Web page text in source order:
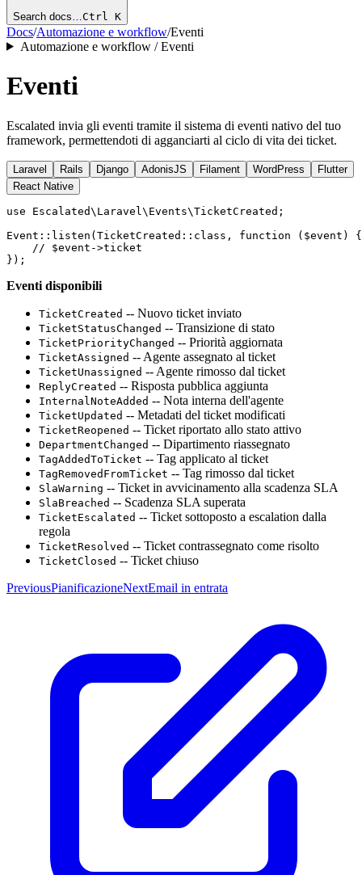
Search docs… Ctrl K
Docs/Automazione e workflow/Eventi
Automazione e workflow / Eventi
Eventi
Escalated invia gli eventi tramite il sistema di eventi nativo del tuo
framework, permettendoti di agganciarti al ciclo di vita dei ticket.
Laravel Rails Django AdonisJS Filament WordPress
Flutter
React Native
use Escalated\Laravel\Events\TicketCreated;
Event::listen(TicketCreated::class, function ($event) {
    // $event->ticket
Eventi disponibili
TicketCreated -- Nuovo ticket inviato
TicketStatusChanged -- Transizione di stato
TicketPriorityChanged -- Priorità aggiornata
TicketAssigned -- Agente assegnato al ticket
TicketUnassigned -- Agente rimosso dal ticket
ReplyCreated -- Risposta pubblica aggiunta
InternalNoteAdded -- Nota interna dell'agente
TicketUpdated -- Metadati del ticket modificati
TicketReopened -- Ticket riportato allo stato attivo
DepartmentChanged -- Dipartimento riassegnato
TagAddedToTicket -- Tag applicato al ticket
TagRemovedFromTicket -- Tag rimosso dal ticket
SlaWarning -- Ticket in avvicinamento alla scadenza SLA
SlaBreached -- Scadenza SLA superata
TicketEscalated -- Ticket sottoposto a escalation dalla
regola
TicketResolved -- Ticket contrassegnato come risolto
TicketClosed -- Ticket chiuso
PreviousPianificazioneNextEmail in entrata